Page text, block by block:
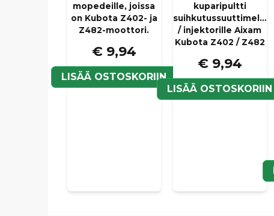
mopedeille, joissa
on Kubota Z402- ja
Z482-moottori.
€ 9,94
LISÄÄ OSTOSKORIIN
kuparipultti
suihkutussuuttimelle
/ injektorille Aixam
Kubota Z402 / Z482
€ 9,94
LISÄÄ OSTOSKORIIN